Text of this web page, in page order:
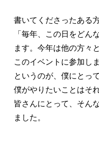
書いてくださったある
「毎年、この日をどん
ます。今年は他の方々
このイベントに参加し
というのが、僕にとっ
僕がやりたいことはそ
皆さんにとって、そん
ました。